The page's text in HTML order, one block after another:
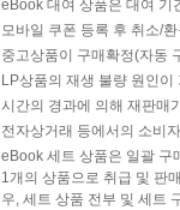
eBook 대여 상품은 대여 기
모바일 쿠폰 등록 후 취소/
중고상품이 구매확정(자동
LP상품의 재생 불량 원인
시간의 경과에 의해 재판매
전자상거래 등에서의 소비
eBook 세트 상품은 일괄 구
1개의 상품으로 취급 및 판
우, 세트 상품 전부 및 세트